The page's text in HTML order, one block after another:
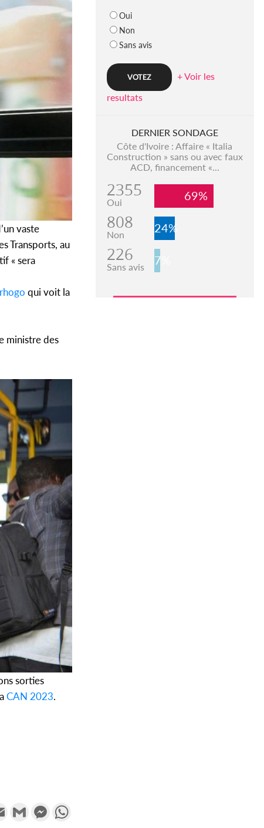
vaste
Transports, au
« sera
qui voit la
ministre des
sorties
CAN 2023.
Email Gmail Messenger
Oui
Non
Sans avis
+ Voir les
resultats
DERNIER SONDAGE
Côte d'Ivoire : Affaire « Italia
Construction » sans ou avec faux
ACD, financement «...
2355
Oui 69%
808
Non 24%
226
Sans avis 7%